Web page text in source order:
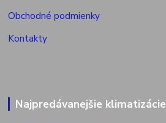
Obchodné podmienky
Kontakty
Najpredávanejšie klimatizácie